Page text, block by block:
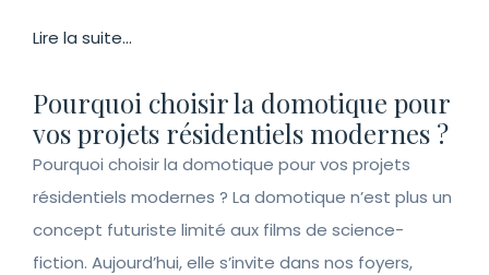
Lire la suite...
Pourquoi choisir la domotique pour
vos projets résidentiels modernes ?
Pourquoi choisir la domotique pour vos projets
résidentiels modernes ? La domotique n’est plus un
concept futuriste limité aux films de science-
fiction. Aujourd’hui, elle s’invite dans nos foyers,